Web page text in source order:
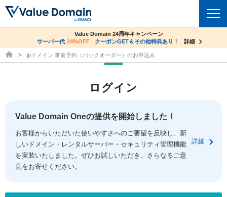
ドメイントップ
ドメイン移管
ドメイン価格一覧
ドメイン一括検索
.jpドメインオークション
コアサーバー
バリューサーバー
XREA
セキュリティトップ
Value Domain ネットde診断
SSL証明書
サービストップ
お得意様割引
facebook
co.jpドメイン✕コアサーバーV2ビジネス応援キャンペーン
サーバー料金1年間無料
詳細
Value Domain 24周年キャンペーン
サーバー代 24%OFF クーポンGET＆その他特典あり！ 詳細
ドメイン取得ならバリュードメイン
.jpドメイン 事前予約（バックオーダー）のお申込み
ログイン
Value Domain Oneの提供を開始しました！
お客様からいただいた使いやすさへのご要望を反映し、新
しいドメイン・レンタルサーバー・セキュリティ管理機能
を実装いたしました。ぜひお試しいただき、さらなるご意
見をお寄せください。
詳細